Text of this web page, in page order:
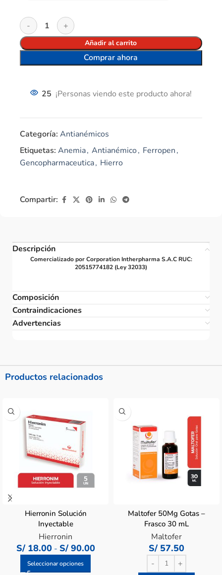
Añadir al carrito
Comprar ahora
25 ¡Personas viendo este producto ahora!
Categoría: Antianémicos
Etiquetas: Anemia, Antianémico, Ferropen,
Gencopharmaceutica, Hierro
Compartir:
Descripción
Comercializado por Corporation Intherpharma S.A.C RUC:
20515774182 (Ley 32033)
Composición
Contraindicaciones
Advertencias
Productos relacionados
Hierronin Solución
Inyectable
Hierronin
S/18.00 - S/90.00
Seleccionar opciones
Maltofer 50Mg Gotas –
Frasco 30 mL
Maltofer
S/ 57.50